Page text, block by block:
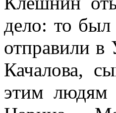
дело: то
отправили в
Качалова,
этим людям